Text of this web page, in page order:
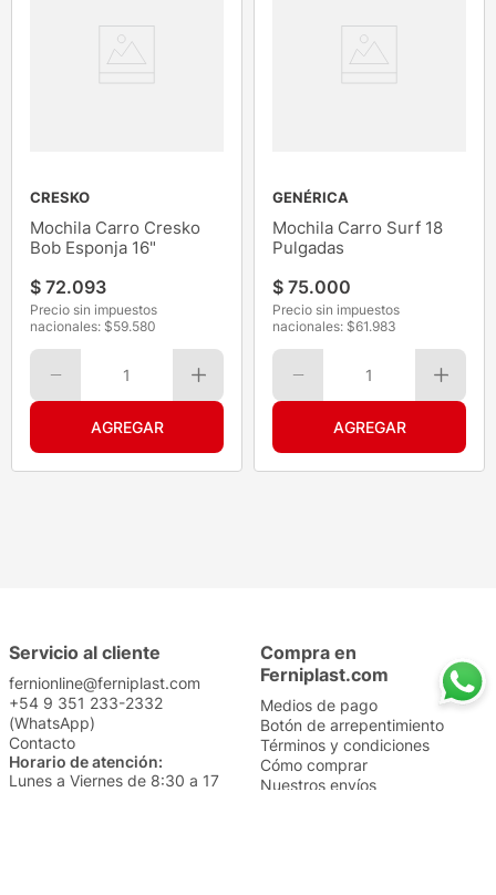
CRESKO
Mochila Carro Cresko
Bob Esponja 16"
$ 72.093
Precio sin impuestos
nacionales: $59.580
1
GENÉRICA
Mochila Carro Surf 18
Pulgadas
$ 75.000
Precio sin impuestos
nacionales: $61.983
1
Servicio al cliente
fernionline@ferniplast.com
+54 9 351 233-2332
(WhatsApp)
Contacto
Horario de atención:
Lunes a Viernes de 8:30 a 17
Compra en
Ferniplast.com
Medios de pago
Botón de arrepentimiento
Términos y condiciones
Cómo comprar
Nuestros envíos